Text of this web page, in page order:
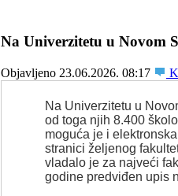
Na Univerzitetu u Novom
Objavljeno 23.06.2026. 08:17
Na Univerzitetu u
od toga njih 8.400
moguća je i
stranici željenog
vladalo je za najveći
godine predviđen upis